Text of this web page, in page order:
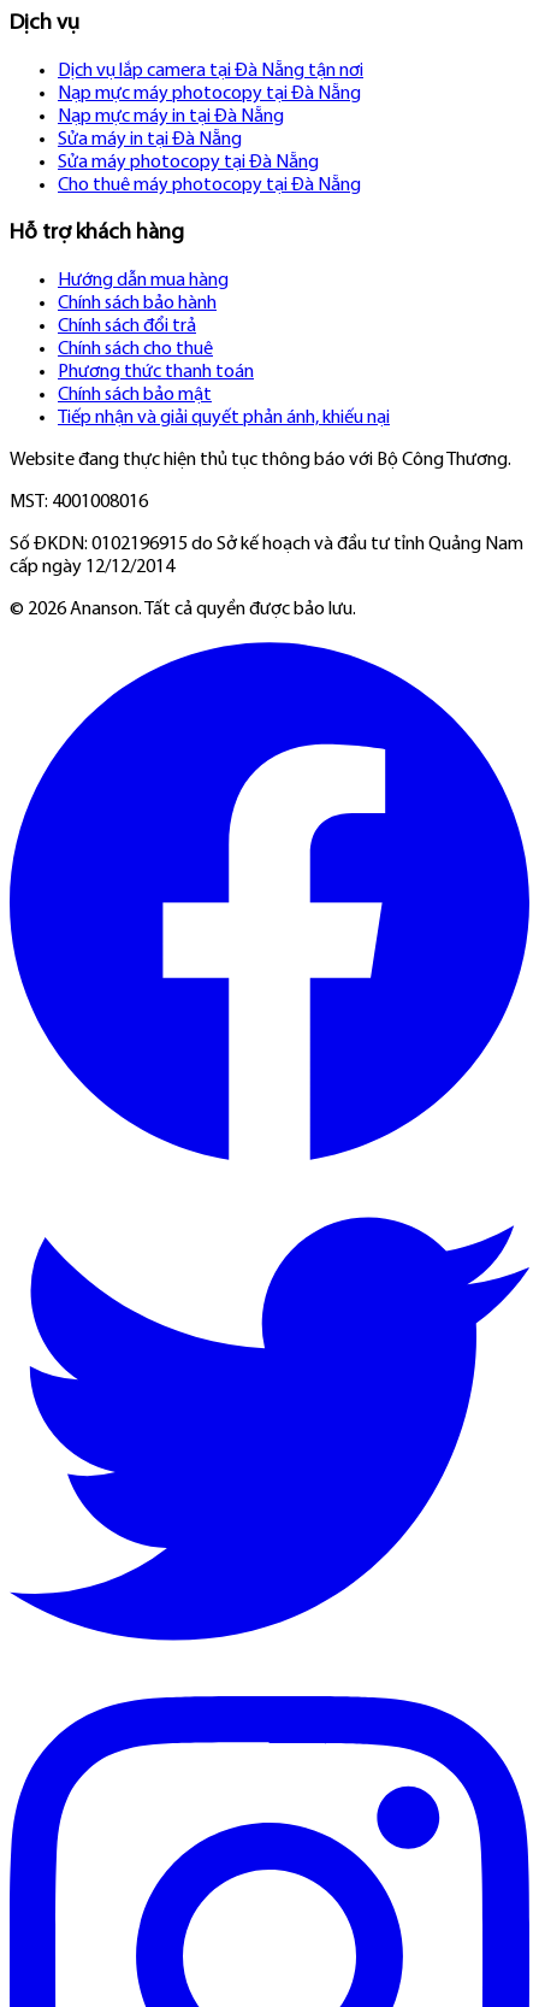
Dịch vụ
Dịch vụ lắp camera tại Đà Nẵng tận nơi
Nạp mực máy photocopy tại Đà Nẵng
Nạp mực máy in tại Đà Nẵng
Sửa máy in tại Đà Nẵng
Sửa máy photocopy tại Đà Nẵng
Cho thuê máy photocopy tại Đà Nẵng
Hỗ trợ khách hàng
Hướng dẫn mua hàng
Chính sách bảo hành
Chính sách đổi trả
Chính sách cho thuê
Phương thức thanh toán
Chính sách bảo mật
Tiếp nhận và giải quyết phản ánh, khiếu nại
Website đang thực hiện thủ tục thông báo với Bộ Công Thương.
MST: 4001008016
Số ĐKDN: 0102196915 do Sở kế hoạch và đầu tư tỉnh Quảng Nam
cấp ngày 12/12/2014
© 2026Ananson. Tất cả quyền được bảo lưu.